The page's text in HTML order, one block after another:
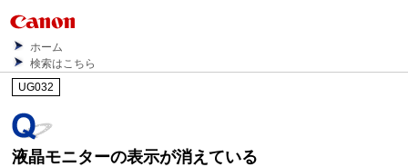
ホーム
検索はこちら
UG032
液晶モニターの表示が消えている